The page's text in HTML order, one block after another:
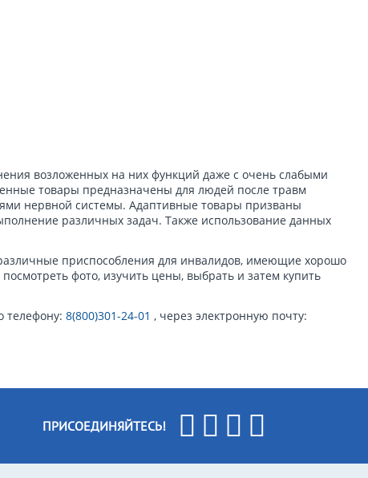
возложенных на них функций даже с очень слабыми
товары предназначены для людей после травм
нервной системы. Адаптивные товары призваны
различных задач. Также использование данных
приспособления для инвалидов, имеющие хорошо
фото, изучить цены, выбрать и затем купить
телефону: 8(800)301-24-01 , через электронную почту:
ПРИСОЕДИНЯЙТЕСЬ!